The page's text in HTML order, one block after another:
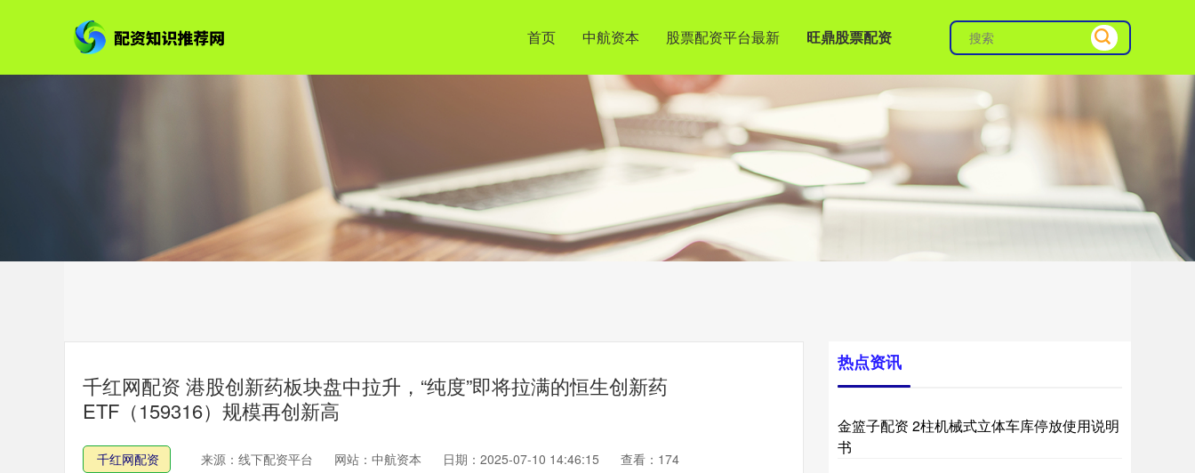
首页 中航资本 股票配资平台最新 旺鼎股票配资
千红网配资 港股创新药板块盘中拉升，“纯度”即将拉满的恒生创新药
ETF（159316）规模再创新高
千红网配资 来源：线下配资平台 网站：中航资本 日期：2025-07-10 14:46:15 查看：174
热点资讯
金篮子配资 2柱机械式立体车库停放使用说明
书